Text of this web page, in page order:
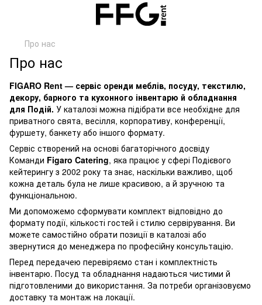
Про нас
Про нас
FIGARO Rent — сервіс оренди меблів, посуду, текстилю,
декору, барного та кухонного інвентарю й обладнання
для Подій. У каталозі можна підібрати все необхідне для
приватного свята, весілля, корпоративу, конференції,
фуршету, банкету або іншого формату.
Сервіс створений на основі багаторічного досвіду
Команди Figaro Catering, яка працює у сфері Подієвого
кейтерингу з 2002 року та знає, наскільки важливо, щоб
кожна деталь була не лише красивою, а й зручною та
функціональною.
Ми допоможемо сформувати комплект відповідно до
формату події, кількості гостей і стилю сервірування. Ви
можете самостійно обрати позиції в каталозі або
звернутися до менеджера по професійну консультацію.
Перед передачею перевіряємо стан і комплектність
інвентарю. Посуд та обладнання надаються чистими й
підготовленими до використання. За потреби організовуємо
доставку та монтаж на локації.